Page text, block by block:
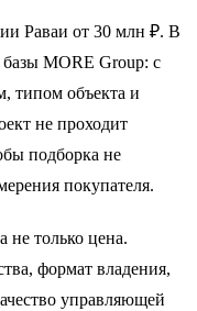
Раваи от 30 млн ₽. В
MORE Group: с
типом объекта и
не проходит
подборка не
покупателя.
не только цена.
формат владения,
управляющей